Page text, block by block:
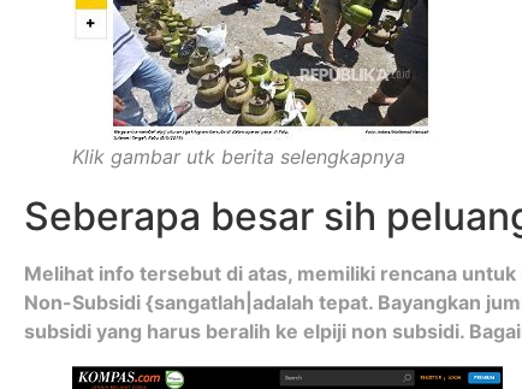
Klik gambar utk berita selengkapnya
Seberapa besar sih
Melihat info tersebut di atas, memiliki rencana
Non-Subsidi {sangatlah|adalah tepat. Bayangkan
subsidi yang harus beralih ke elpiji non subsidi.